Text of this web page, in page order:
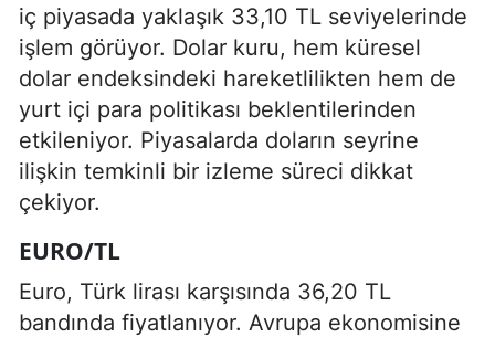
iç piyasada yaklaşık 33,10 TL seviyelerinde
işlem görüyor. Dolar kuru, hem küresel
dolar endeksindeki hareketlilikten hem de
yurt içi para politikası beklentilerinden
etkileniyor. Piyasalarda doların seyrine
ilişkin temkinli bir izleme süreci dikkat
çekiyor.
EURO/TL
Euro, Türk lirası karşısında 36,20 TL
bandında fiyatlanıyor. Avrupa ekonomisine